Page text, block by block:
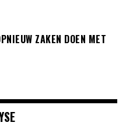
ZAKEN DOEN MET